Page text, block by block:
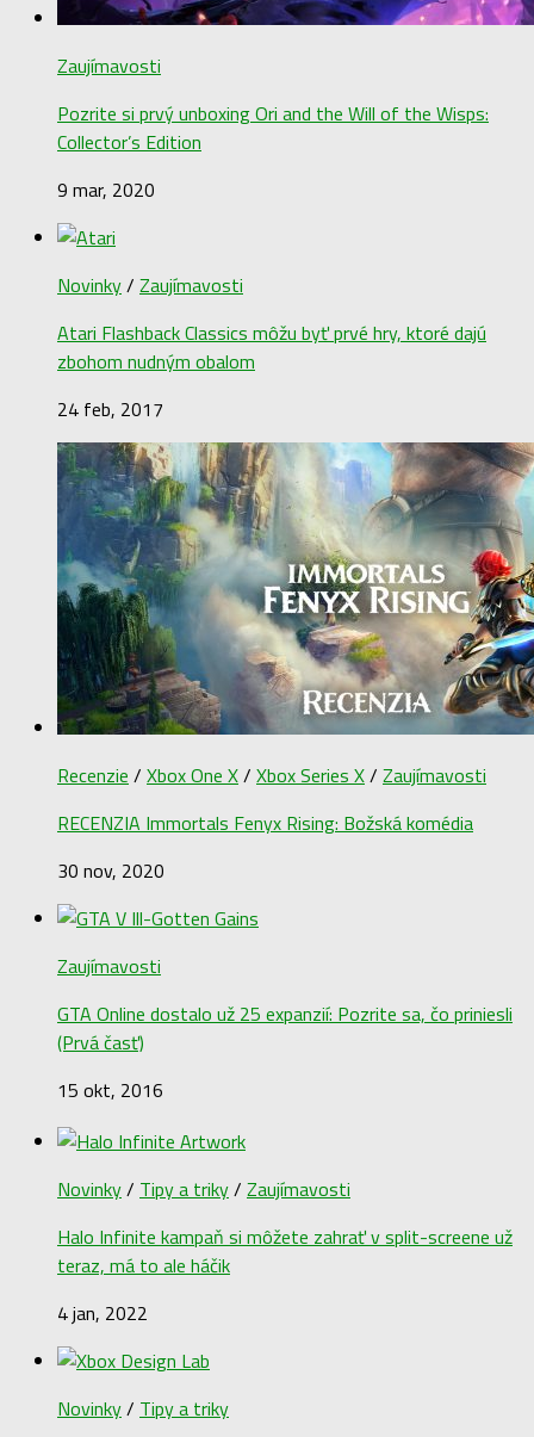
Zaujímavosti
Pozrite si prvý unboxing Ori and the Will of the Wisps:
Collector’s Edition
9 mar, 2020
Novinky/ Zaujímavosti
Atari Flashback Classics môžu byť prvé hry, ktoré dajú
zbohom nudným obalom
24 feb, 2017
Recenzie / Xbox One X/ Xbox Series X/ Zaujímavosti
RECENZIA Immortals Fenyx Rising: Božská komédia
30 nov, 2020
Zaujímavosti
GTA Online dostalo už 25 expanzií: Pozrite sa, čo priniesli
(Prvá časť)
15 okt, 2016
Novinky/ Tipy a triky/ Zaujímavosti
Halo Infinite kampaň si môžete zahrať v split-screene už
teraz, má to ale háčik
4 jan, 2022
Novinky/ Tipy a triky